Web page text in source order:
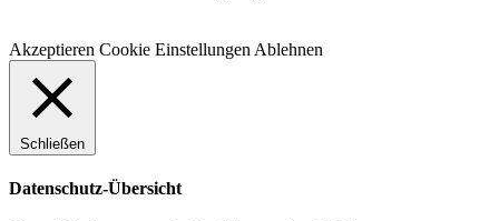
Akzeptieren Cookie Einstellungen Ablehnen
Schließen
Datenschutz-Übersicht